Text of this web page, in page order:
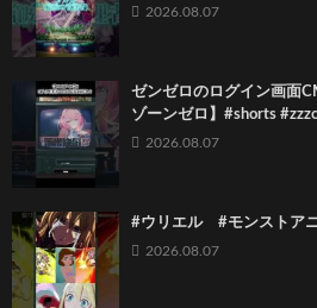
2026.08.07
ゼンゼロのログイン画面
ゾーンゼロ】#shorts
2026.08.07
#ウリエル #モンストア
2026.08.07